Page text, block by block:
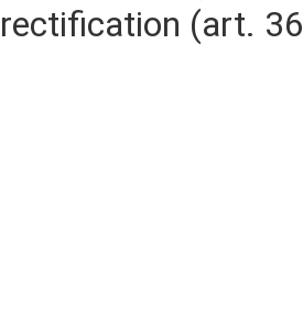
rectification (art.